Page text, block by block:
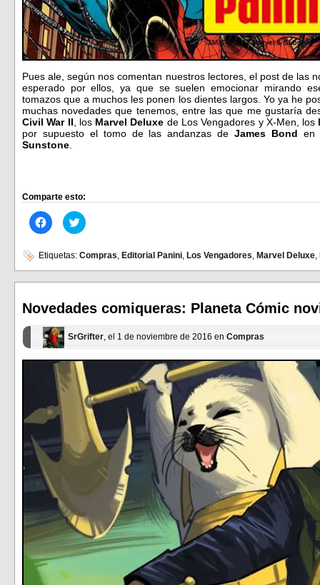
Pues ale, según nos comentan nuestros lectores, el post de las
esperado por ellos, ya que se suelen emocionar mirando
tomazos que a muchos les ponen los dientes largos. Yo ya he
muchas novedades que tenemos, entre las que me gustaría
Civil War II , los Marvel Deluxe de Los Vengadores y X-Men, los
por supuesto el tomo de las andanzas de James Bond en
Sunstone
Comparte esto:
Haz
clic
en
Facebook
(Se
abre
ventana
nueva)
Haz
clic
en
Twitter
(Se
abre
ventana
nueva)
Etiquetas: Compras, Editorial Panini, Los Vengadores, Marvel Deluxe,
Novedades comiqueras: Planeta Cómic
SrGrifter, el 1 de noviembre de 2016 en Compras